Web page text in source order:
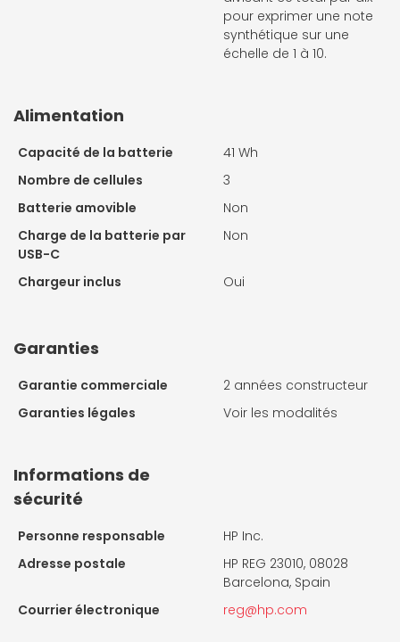
pour exprimer une note
synthétique sur une
échelle de 1 à 10.
Alimentation
Capacité de la batterie
41 Wh
Nombre de cellules
3
Batterie amovible
Non
Charge de la batterie par
USB-C
Non
Chargeur inclus Oui
Garanties
Garantie commerciale
2 années constructeur
Garanties légales
Voir les modalités
Informations de
sécurité
Personne responsable
HP Inc.
Adresse postale
HP REG 23010, 08028
Barcelona, Spain
Courrier électronique
reg@hp.com